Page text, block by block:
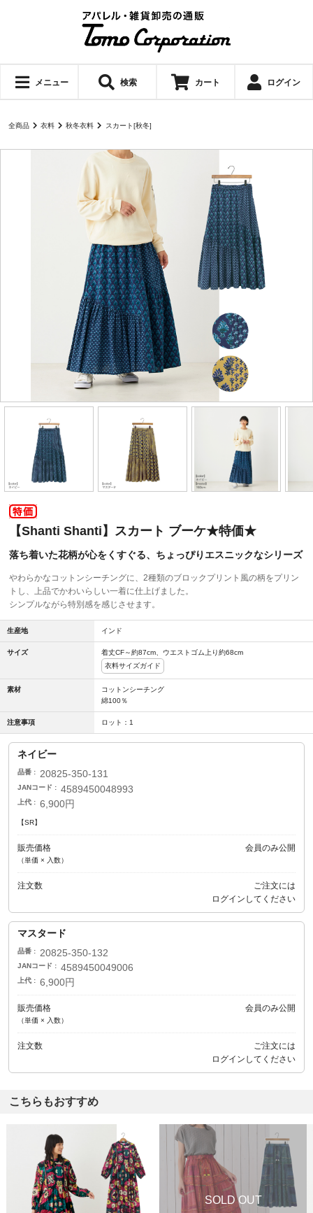
メニュー 検索 カート ログイン
全商品 衣料 秋冬衣料 スカート[秋冬]
【Shanti Shanti】スカート ブーケ★特価★
落ち着いた花柄が心をくすぐる、ちょっぴりエスニックなシリーズ
やわらかなコットンシーチングに、2種類のブロックプリント風の柄をプリン
トし、上品でかわいらしい一着に仕上げました。
シンプルながら特別感を感じさせます。
生産地 インド
サイズ
着丈CF～約87cm、ウエストゴム上り約68cm
衣料サイズガイド
素材
コットンシーチング
綿100％
注意事項 ロット：1
ネイビー
品番 20825-350-131
JANコード 4589450048993
上代 6,900円
【SR】
販売価格
（単価 × 入数）
会員のみ公開
注文数
ご注文には
ログイン してください
マスタード
品番 20825-350-132
JANコード 4589450049006
上代 6,900円
販売価格
（単価 × 入数）
会員のみ公開
注文数
ご注文には
ログイン してください
こちらもおすすめ